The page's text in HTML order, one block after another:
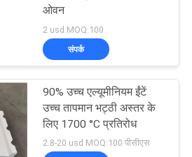
ईंटें
ओवन
2 usd MOQ:100
संपर्क
90% उच्च एल्यूमीनियम ईंटें
उच्च तापमान भट्ठी अस्तर के
लिए 1700 °C प्रतिरोध
2.8-20 usd MOQ:100 पीसीएस